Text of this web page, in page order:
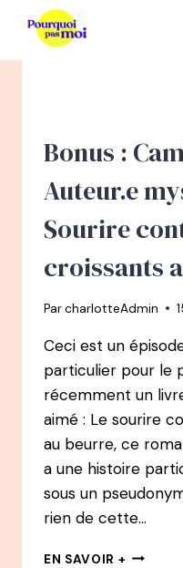
contenu
Bonus :
Auteur.e
Sourire
croissants
ParcharlotteAdmin
Ceci est un
particulier pour le
récemment un
aimé : Le sourire
au beurre, ce
a une histoire
sous un
rien de cette…
EN SAVOIR + BONUS